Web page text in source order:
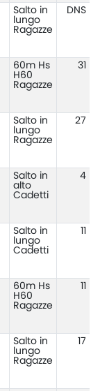
Salto in
lungo
Ragazze
DNS
60m Hs
H60
Ragazze
31
Salto in
lungo
Ragazze
27
Salto in
alto
Cadetti
4
Salto in
lungo
Cadetti
60m Hs
H60
Ragazze
Salto in
lungo
Ragazze
17